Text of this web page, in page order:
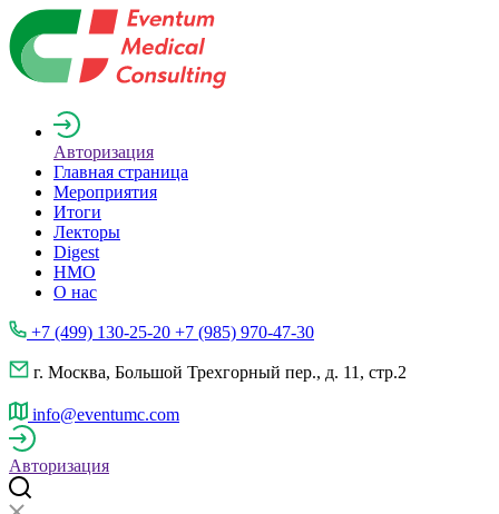
Авторизация
Главная страница
Мероприятия
Итоги
Лекторы
Digest
НМО
О нас
+7 (499) 130-25-20 +7 (985) 970-47-30
г. Москва, Большой Трехгорный пер., д. 11, стр.2
info@eventumc.com
Авторизация